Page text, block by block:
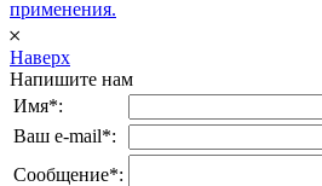
применения.
𐄂
Наверх
Напишите нам
Имя*:
Ваш e-mail*:
Сообщение*: